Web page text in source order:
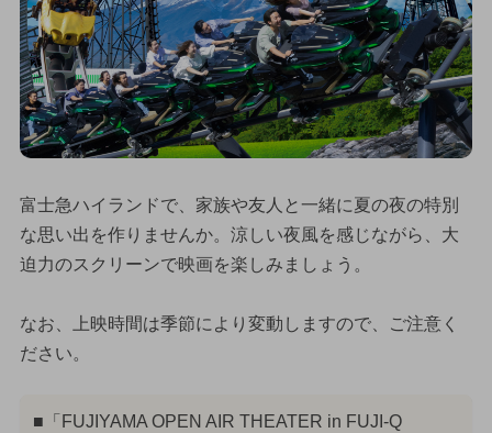
富士急ハイランドで、家族や友人と一緒に夏の夜の特別
な思い出を作りませんか。涼しい夜風を感じながら、大
迫力のスクリーンで映画を楽しみましょう。
なお、上映時間は季節により変動しますので、ご注意く
ださい。
■「FUJIYAMA OPEN AIR THEATER in FUJI-Q